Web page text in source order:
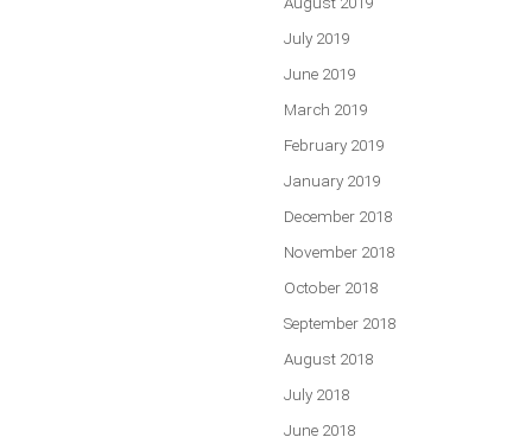
July 2019
June 2019
March 2019
February 2019
January 2019
December 2018
November 2018
October 2018
September 2018
August 2018
July 2018
June 2018